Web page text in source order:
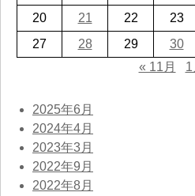
20
21 22 23
27
28 29 30
« 11月
2025年6月
2024年4月
2023年3月
2022年9月
2022年8月